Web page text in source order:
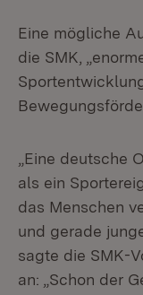
Eine mögliche
die SMK,
„Eine deutsche
als ein
das Menschen
und gerade
sagte die SMK-
an: „Schon der